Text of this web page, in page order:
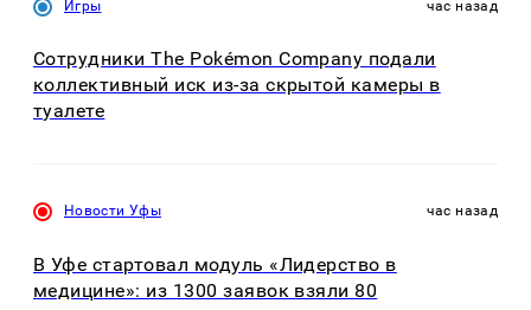
Игры час назад
Сотрудники The Pokémon Company подали
коллективный иск из-за скрытой камеры в
туалете
Новости Уфы час назад
В Уфе стартовал модуль «Лидерство в
медицине»: из 1300 заявок взяли 80